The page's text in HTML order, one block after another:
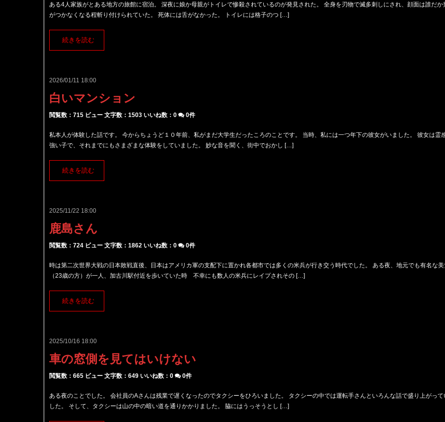
ある4人家族がとある地方の旅館に宿泊。 深夜に娘か母親がトイレで惨殺されているのが発見された。 全身を刃物で滅多刺しにされ、顔面は誰だか
がつかなくなる程斬り付けられていた。 死体には舌がなかった。 トイレには格子のつ […]
続きを読む
2026/01/11 18:00
白いマンション
閲覧数：715 ビュー 文字数：1503 いいね数： 0 0件
私本人が体験した話です。 今からちょうど１０年前、私がまだ大学生だったころのことです。 当時、私には一つ年下の彼女がいました。 彼女は霊
強い子で、それまでにもさまざまな体験をしていました。 妙な音を聞く、街中でおかし […]
続きを読む
2025/11/22 18:00
鹿島さん
閲覧数：724 ビュー 文字数：1862 いいね数： 0 0件
時は第二次世界大戦の日本敗戦直後、日本はアメリカ軍の支配下に置かれ各都市では多くの米兵が行き交う時代でした。 ある夜、地元でも有名な
（23歳の方）が一人、加古川駅付近を歩いていた時 不幸にも数人の米兵にレイプされその […]
続きを読む
2025/10/16 18:00
車の窓側を見てはいけない
閲覧数：665 ビュー 文字数：649 いいね数： 0 0件
ある夜のことでした。 会社員のAさんは残業で遅くなったのでタクシーをひろいました。 タクシーの中では運転手さんといろんな話で盛り上がって
した。 そして、タクシーは山の中の暗い道を通りかかりました。 脇にはうっそうとし […]